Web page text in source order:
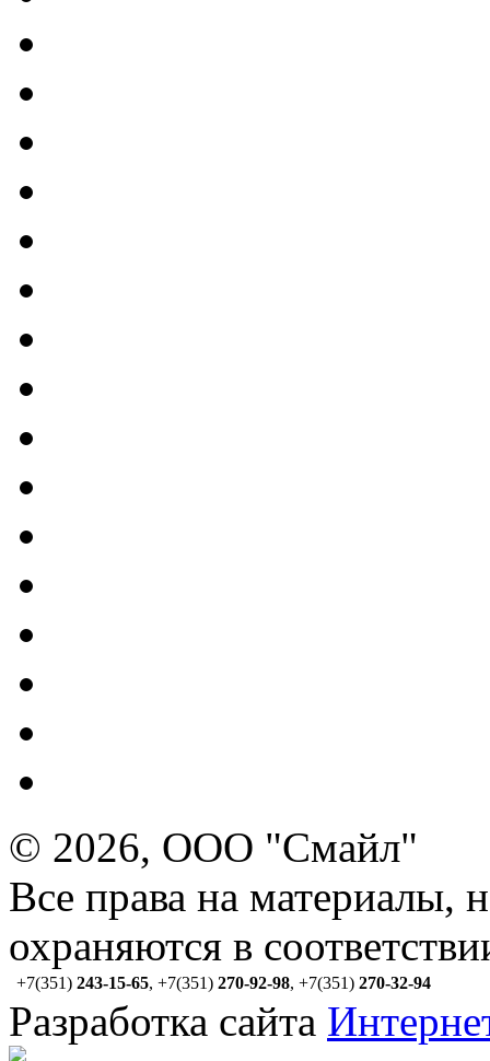
© 2026, ООО "Смайл"
Все права на материалы,
охраняются в
+7(351) 243-15-65, +7(351) 270-92-98, +7(351) 270-32-94
Разработка сайта